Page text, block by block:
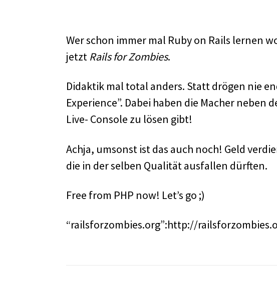
Wer schon immer mal Ruby on Rails lernen
jetzt Rails for Zombies.
Didaktik mal total anders. Statt drögen nie
Experience”. Dabei haben die Macher
Live- Console zu lösen gibt!
Achja, umsonst ist das auch noch! Geld
die in der selben Qualität ausfallen dürften.
Free from PHP now! Let’s go ;)
“railsforzombies.org”:http://